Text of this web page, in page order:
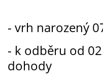
- vrh narozený
- k odběru od
dohody